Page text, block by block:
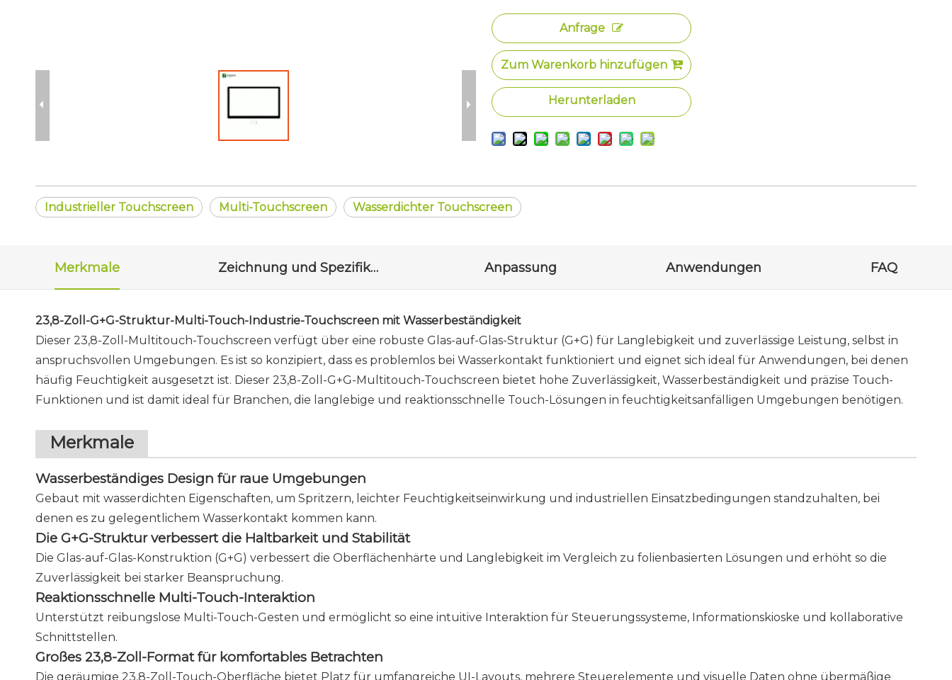
Anfrage
Zum Warenkorb hinzufügen
Herunterladen
Industrieller Touchscreen Multi-Touchscreen Wasserdichter Touchscreen
Merkmale Zeichnung und Spezifikationen Anpassung Anwendungen FAQ
23,8-Zoll-G+G-Struktur-Multi-Touch-Industrie-Touchscreen mit Wasserbeständigkeit
Dieser 23,8-Zoll-Multitouch-Touchscreen verfügt über eine robuste Glas-auf-Glas-Struktur (G+G) für Langlebigkeit und zuverlässige Leistung, selbst in
anspruchsvollen Umgebungen. Es ist so konzipiert, dass es problemlos bei Wasserkontakt funktioniert und eignet sich ideal für Anwendungen, bei denen
häufig Feuchtigkeit ausgesetzt ist. Dieser 23,8-Zoll-G+G-Multitouch-Touchscreen bietet hohe Zuverlässigkeit, Wasserbeständigkeit und präzise Touch-
Funktionen und ist damit ideal für Branchen, die langlebige und reaktionsschnelle Touch-Lösungen in feuchtigkeitsanfälligen Umgebungen benötigen.
Merkmale
Wasserbeständiges Design für raue Umgebungen
Gebaut mit wasserdichten Eigenschaften, um Spritzern, leichter Feuchtigkeitseinwirkung und industriellen Einsatzbedingungen standzuhalten, bei
denen es zu gelegentlichem Wasserkontakt kommen kann.
Die G+G-Struktur verbessert die Haltbarkeit und Stabilität
Die Glas-auf-Glas-Konstruktion (G+G) verbessert die Oberflächenhärte und Langlebigkeit im Vergleich zu folienbasierten Lösungen und erhöht so die
Zuverlässigkeit bei starker Beanspruchung.
Reaktionsschnelle Multi-Touch-Interaktion
Unterstützt reibungslose Multi-Touch-Gesten und ermöglicht so eine intuitive Interaktion für Steuerungssysteme, Informationskioske und kollaborative
Schnittstellen.
Großes 23,8-Zoll-Format für komfortables Betrachten
Die geräumige 23,8-Zoll-Touch-Oberfläche bietet Platz für umfangreiche UI-Layouts, mehrere Steuerelemente und visuelle Daten ohne übermäßige